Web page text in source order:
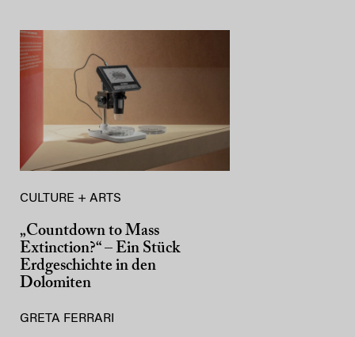
CULTURE + ARTS
„Countdown to Mass
Extinction?“ – Ein Stück
Erdgeschichte in den
Dolomiten
GRETA FERRARI